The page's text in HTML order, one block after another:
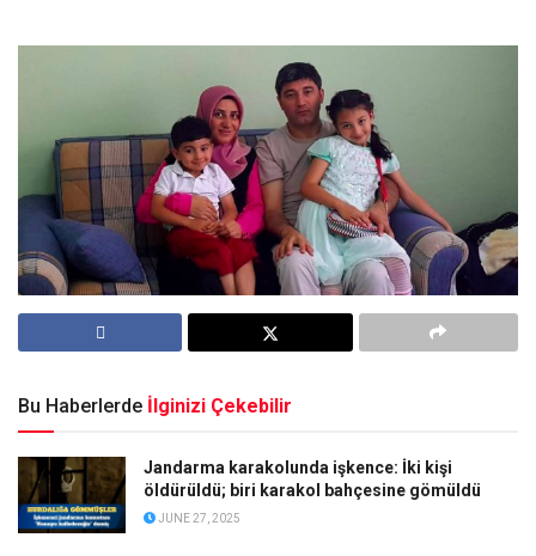
Bu Haberlerde İlginizi Çekebilir
Jandarma karakolunda işkence: İki kişi
öldürüldü; biri karakol bahçesine gömüldü
JUNE 27, 2025